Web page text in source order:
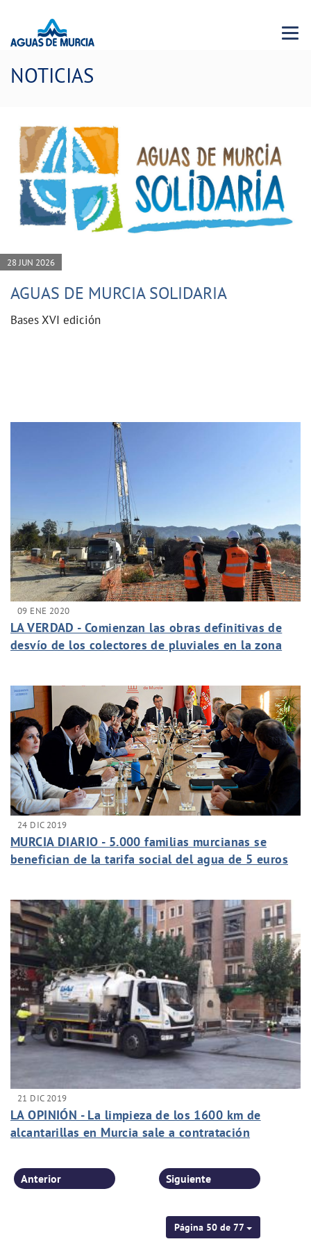
Menu
NOTICIAS
28 JUN 2026
AGUAS DE MURCIA SOLIDARIA
Bases XVI edición
09 ENE 2020
LA VERDAD - Comienzan las obras definitivas de
desvío de los colectores de pluviales en la zona
24 DIC 2019
MURCIA DIARIO - 5.000 familias murcianas se
benefician de la tarifa social del agua de 5 euros
21 DIC 2019
LA OPINIÓN - La limpieza de los 1600 km de
alcantarillas en Murcia sale a contratación
Página 50 de 77
Anterior Siguiente